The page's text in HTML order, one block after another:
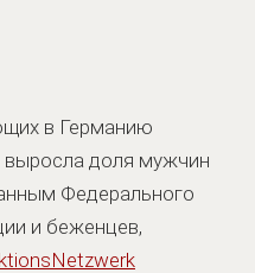
в Германию
выросла доля мужчин
Федерального
и беженцев,